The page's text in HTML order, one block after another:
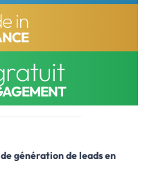
in
génération de leads en